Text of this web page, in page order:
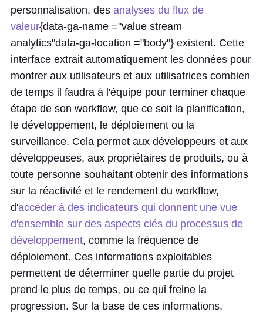
personnalisation, des analyses du flux de
valeur{data-ga-name ="value stream
analytics"data-ga-location ="body"} existent. Cette
interface extrait automatiquement les données pour
montrer aux utilisateurs et aux utilisatrices combien
de temps il faudra à l'équipe pour terminer chaque
étape de son workflow, que ce soit la planification,
le développement, le déploiement ou la
surveillance. Cela permet aux développeurs et aux
développeuses, aux propriétaires de produits, ou à
toute personne souhaitant obtenir des informations
sur la réactivité et le rendement du workflow,
d'accéder à des indicateurs qui donnent une vue
d'ensemble sur des aspects clés du processus de
développement, comme la fréquence de
déploiement. Ces informations exploitables
permettent de déterminer quelle partie du projet
prend le plus de temps, ou ce qui freine la
progression. Sur la base de ces informations,